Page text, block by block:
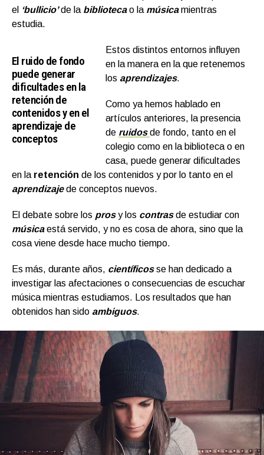
el ‘bullicio’de la bibliotecao la música mientras
estudia.
El ruido de fondo
puede generar
dificultades en la
retención de
contenidos y en el
aprendizaje de
conceptos
Estos distintos entornos influyen
en la manera en la que retenemos
los aprendizajes.
Como ya hemos hablado en
artículos anteriores, la presencia
de ruidos de fondo, tanto en el
colegio como en la biblioteca o en
casa, puede generar dificultades
en la retención de los contenidos y por lo tanto en el
aprendizajede conceptos nuevos.
El debate sobre los prosy los contrasde estudiar con
músicaestá servido, y no es cosa de ahora, sino que la
cosa viene desde hace mucho tiempo.
Es más, durante años, científicosse han dedicado a
investigar las afectaciones o consecuencias de escuchar
música mientras estudiamos. Los resultados que han
obtenidos han sido ambiguos.